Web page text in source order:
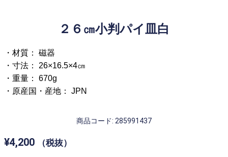
２６㎝小判パイ皿白
・材質： 磁器
・寸法： 26×16.5×4㎝
・重量： 670g
・原産国・産地： JPN
商品コード: 285991437
¥4,200 （税抜）